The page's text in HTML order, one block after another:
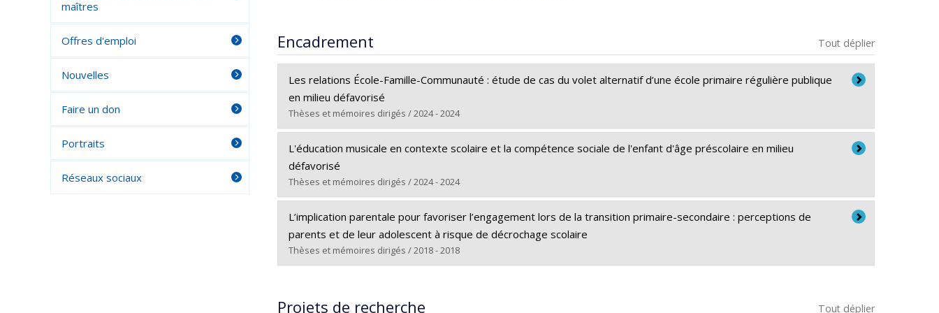
Encadrement Tout déplier
Les relations École-Famille-Communauté : étude de cas du volet alternatif d’une école primaire régulière publique
en milieu défavorisé
Thèses et mémoires dirigés / 2024 - 2024
Diplômé(e) :Bouchard, Julie
Cycle :Doctorat
Diplôme obtenu :Ph. D.
Lien vers le document dans Papyrus
L'éducation musicale en contexte scolaire et la compétence sociale de l'enfant d'âge préscolaire en milieu
défavorisé
Thèses et mémoires dirigés / 2024 - 2024
Diplômé(e) :Guilmette, Amélie
Cycle :Maîtrise
Diplôme obtenu :M.A.
Lien vers le document dans Papyrus
L’implication parentale pour favoriser l’engagement lors de la transition primaire-secondaire : perceptions de
parents et de leur adolescent à risque de décrochage scolaire
Thèses et mémoires dirigés / 2018 - 2018
Cycle :Doctorat
Projets de recherche Tout déplier
maîtres
Offres d'emploi
Nouvelles
Faire un don
Portraits
Réseaux sociaux